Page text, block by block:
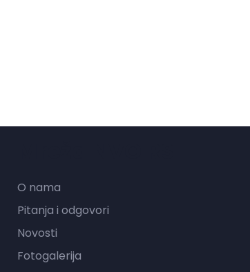
O nama
Pitanja i odgovori
Novosti
Fotogalerija